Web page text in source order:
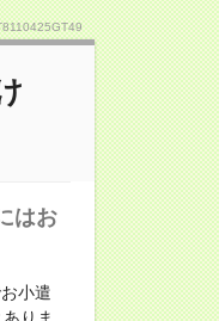
はお
小遣
りま